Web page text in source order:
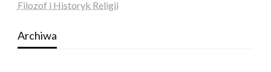
Filozof i Historyk Religii
Archiwa